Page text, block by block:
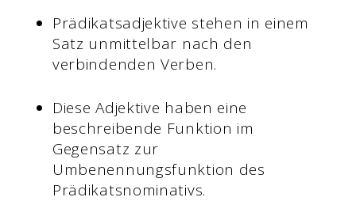
Prädikatsadjektive stehen in einem
Satz unmittelbar nach den
verbindenden Verben.
Diese Adjektive haben eine
beschreibende Funktion im
Gegensatz zur
Umbenennungsfunktion des
Prädikatsnominativs.